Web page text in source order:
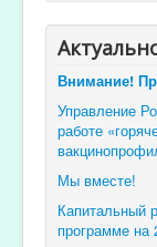
Внимание!
Управление
работе
Мы вместе!
Капитальный
программе на